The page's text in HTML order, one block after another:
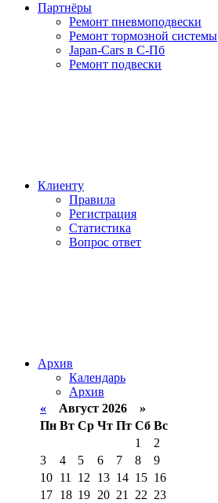
Партнёры
Ремонт пневмоподвески
Ремонт тормозной системы
Japan-Cars в С-Пб
Ремонт подвески
Клиенту
Правила
Регистрация
Статистика
Вопрос ответ
Архив
Календарь
Архив
« Август 2026 »
Пн Вт Ср Чт Пт Сб Вс
1
2
3
4 5 6 7 8
9
10 11 12 13 14 15 16
17 18 19 20 21 22 23